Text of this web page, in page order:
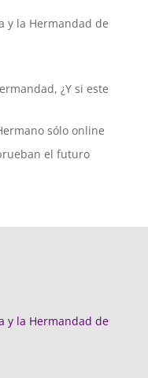
y la Hermandad de
¿Y si este
sólo online
el futuro
y la Hermandad de